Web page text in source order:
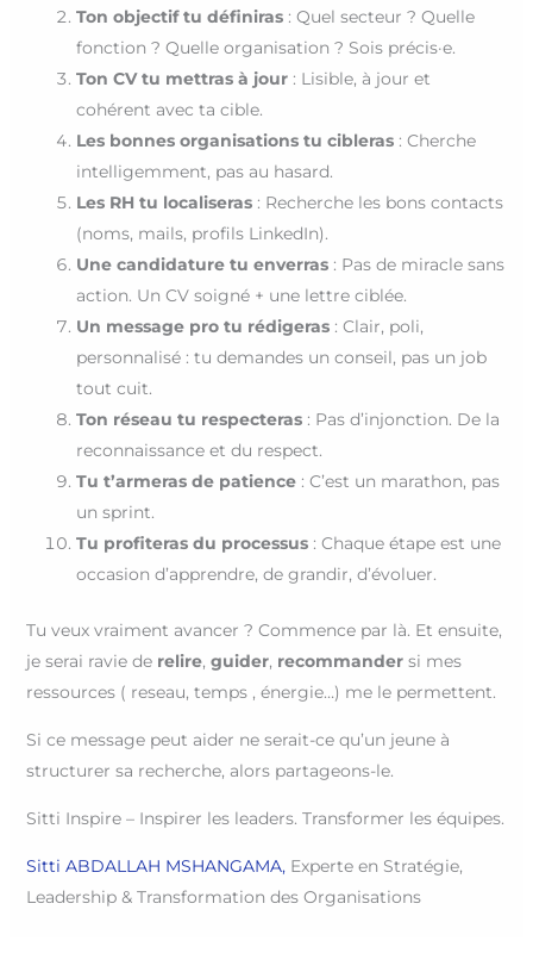
Ton objectif tu définiras: Quel secteur ? Quelle
fonction ? Quelle organisation ? Sois précis·e.
Ton CV tu mettras à jour: Lisible, à jour et
cohérent avec ta cible.
Les bonnes organisations tu cibleras: Cherche
intelligemment, pas au hasard.
Les RH tu localiseras: Recherche les bons contacts
(noms, mails, profils LinkedIn).
Une candidature tu enverras: Pas de miracle sans
action. Un CV soigné + une lettre ciblée.
Un message pro tu rédigeras: Clair, poli,
personnalisé : tu demandes un conseil, pas un job
tout cuit.
Ton réseau tu respecteras: Pas d’injonction. De la
reconnaissance et du respect.
Tu t’armeras de patience: C’est un marathon, pas
un sprint.
Tu profiteras du processus: Chaque étape est une
occasion d’apprendre, de grandir, d’évoluer.
Tu veux vraiment avancer ? Commence par là. Et ensuite,
je serai ravie de relire, guider, recommander si mes
ressources ( reseau, temps , énergie…) me le permettent.
Si ce message peut aider ne serait-ce qu’un jeune à
structurer sa recherche, alors partageons-le.
Sitti Inspire – Inspirer les leaders. Transformer les équipes.
Sitti ABDALLAH MSHANGAMA,Experte en Stratégie,
Leadership & Transformation des Organisations